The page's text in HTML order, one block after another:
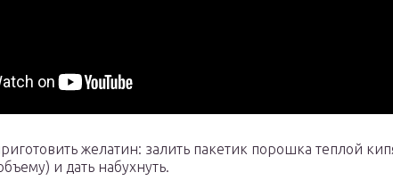
желатин: залить пакетик порошка теплой
и дать набухнуть.